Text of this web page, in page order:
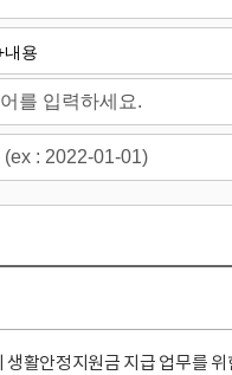
생활안정지원금 지급 업무를